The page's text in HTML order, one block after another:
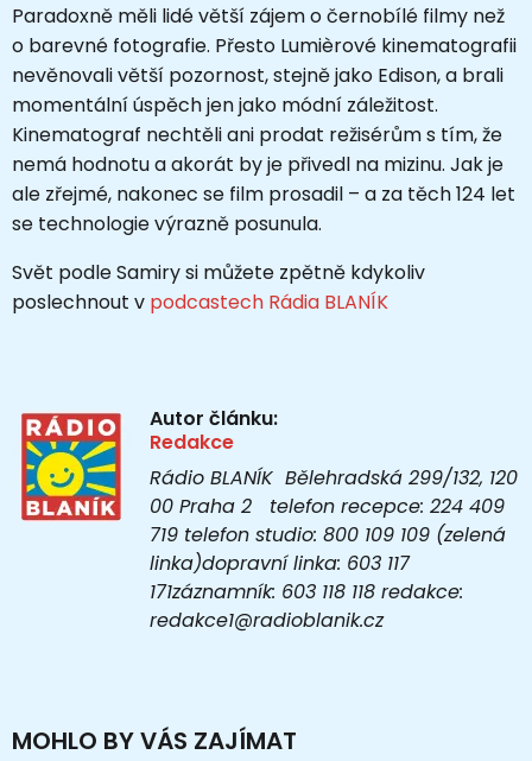
Paradoxně měli lidé větší zájem o černobílé filmy než
o barevné fotografie. Přesto Lumièrové kinematografii
nevěnovali větší pozornost, stejně jako Edison, a brali
momentální úspěch jen jako módní záležitost.
Kinematograf nechtěli ani prodat režisérům s tím, že
nemá hodnotu a akorát by je přivedl na mizinu. Jak je
ale zřejmé, nakonec se film prosadil – a za těch 124 let
se technologie výrazně posunula.
Svět podle Samiry si můžete zpětně kdykoliv
poslechnout v podcastech Rádia BLANÍK
Autor článku:
Redakce
Rádio BLANÍK Bělehradská 299/132, 120
00 Praha 2 telefon recepce: 224 409
719 telefon studio: 800 109 109 (zelená
linka)dopravní linka: 603 117
171záznamník: 603 118 118 redakce:
redakce1@radioblanik.cz
MOHLO BY VÁS ZAJÍMAT